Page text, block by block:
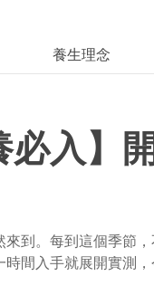
養生理念
必入】
來到。每到這個季節
間入手就展開實測